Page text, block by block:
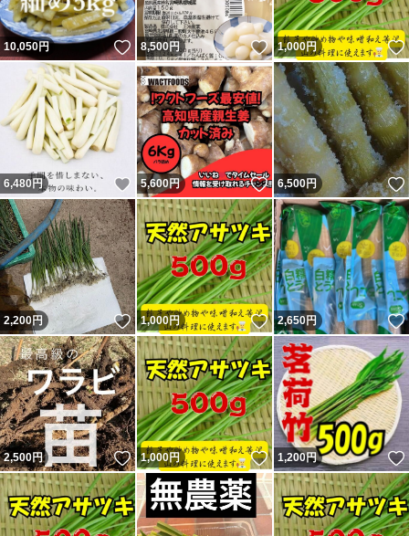
10,050円 いいね！
8,500円 いいね！
1,000円
6,480 円 いいね！
5,600円 いいね！
6,500円
2,200円 いいね！
1,000円 いいね！
2,650円
2,500円 いいね！
1,000円 いいね！
1,200円